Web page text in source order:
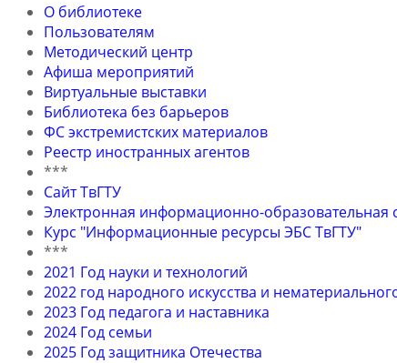
О библиотеке
Пользователям
Методический центр
Афиша мероприятий
Виртуальные выставки
Библиотека без барьеров
ФС экстремистских материалов
Реестр иностранных агентов
***
Сайт ТвГТУ
Электронная информационно-образовательная
Курс "Информационные ресурсы ЭБС ТвГТУ"
***
2021 Год науки и технологий
2022 год народного искусства и
2023 Год педагога и наставника
2024 Год семьи
2025 Год защитника Отечества